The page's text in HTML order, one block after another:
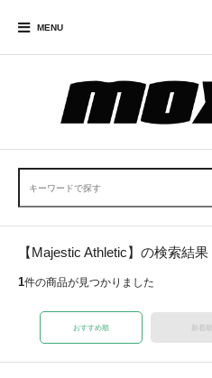
MENU
【Majestic Athletic】の検索結果
1件の商品が見つかりました
おすすめ順 新着順